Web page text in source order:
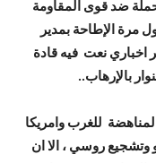
ضد قوى المقاومة
مرة الإطاحة بمدير
اخباري نعت فيه قادة
بالإرهاب..
للغرب وامريكا
وتشجيع روسي ، الا ان